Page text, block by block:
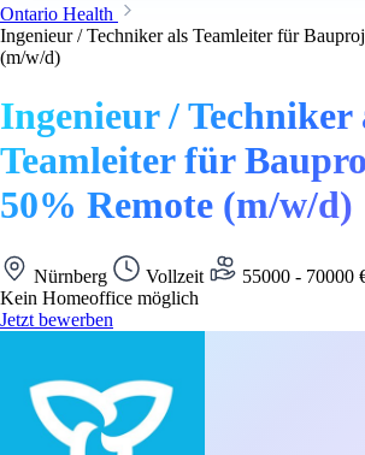
Ontario Health
Ingenieur / Techniker als Teamleiter für
(m/w/d)
Ingenieur / Techniker
Teamleiter für
50% Remote (m/w/d)
Nürnberg Vollzeit
55000 - 70000
Kein Homeoffice möglich
Jetzt bewerben